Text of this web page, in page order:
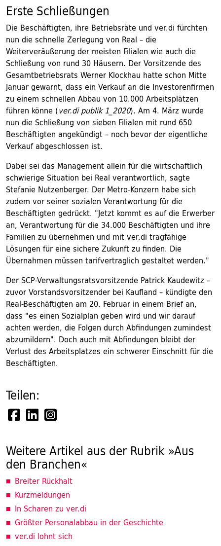
Erste Schließungen
Die Beschäftigten, ihre Betriebsräte und ver.di fürchten
nun die schnelle Zerlegung von Real – die
Weiterveräußerung der meisten Filialen wie auch die
Schließung von rund 30 Häusern. Der Vorsitzende des
Gesamtbetriebsrats Werner Klockhau hatte schon Mitte
Januar gewarnt, dass ein Verkauf an die Investorenfirmen
zu einem schnellen Abbau von 10.000 Arbeitsplätzen
führen könne (ver.di publik 1_2020). Am 4. März wurde
nun die Schließung von sieben Filialen mit rund 650
Beschäftigten angekündigt – noch bevor der eigentliche
Verkauf abgeschlossen ist.
Dabei sei das Management allein für die wirtschaftlich
schwierige Situation bei Real verantwortlich, sagte
Stefanie Nutzenberger. Der Metro-Konzern habe sich
zudem vor seiner sozialen Verantwortung für die
Beschäftigten gedrückt. "Jetzt kommt es auf die Erwerber
an, Verantwortung für die 34.000 Beschäftigten und ihre
Familien zu übernehmen und mit ver.di tragfähige
Lösungen für eine sichere Zukunft zu finden. Die
Übernahmen müssen tarifvertraglich gestaltet werden."
Der SCP-Verwaltungsratsvorsitzende Patrick Kaudewitz –
zuvor Vorstandsvorsitzender bei Kaufland – kündigte den
Real-Beschäftigten am 20. Februar in einem Brief an,
dass "es einen Sozialplan geben wird und wir darauf
achten werden, die Folgen durch Abfindungen zumindest
abzumildern". Doch auch mit Abfindungen bleibt der
Verlust des Arbeitsplatzes ein schwerer Einschnitt für die
Beschäftigten.
Teilen:
Weitere Artikel aus der Rubrik »Aus
den Branchen«
Breiter Rückhalt
Kurzmeldungen
In Scharen zu ver.di
Größter Personalabbau in der Geschichte
ver.di lohnt sich